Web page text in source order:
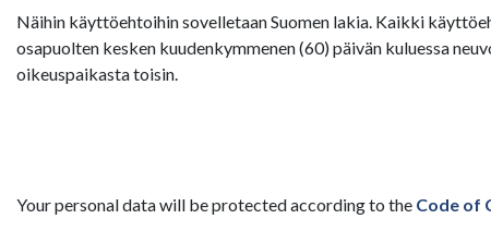
Näihin käyttöehtoihin sovelletaan Suomen lakia. Kaikki
osapuolten kesken kuudenkymmenen (60) päivän kuluessa
oikeuspaikasta toisin.
Your personal data will be protected according to the Code of